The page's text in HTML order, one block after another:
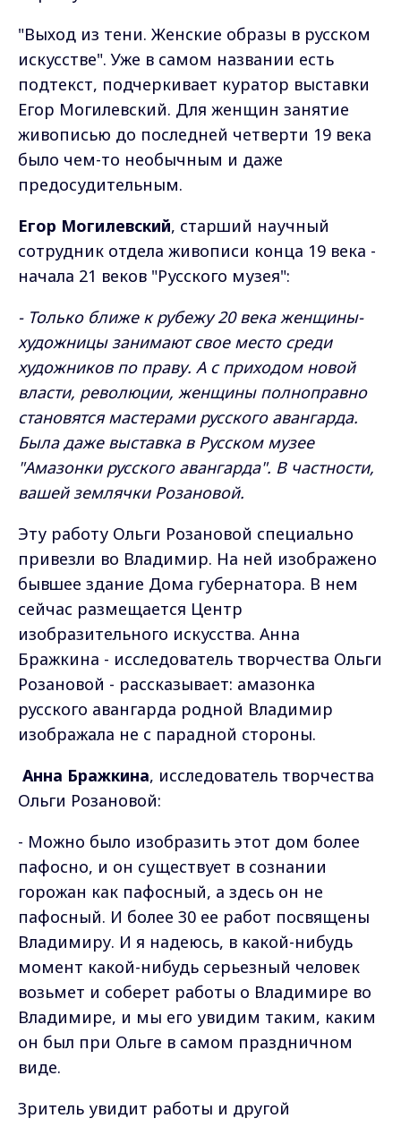
"Выход из тени. Женские образы в русском
искусстве". Уже в самом названии есть
подтекст, подчеркивает куратор выставки
Егор Могилевский. Для женщин занятие
живописью до последней четверти 19 века
было чем-то необычным и даже
предосудительным.
Егор Могилевский, старший научный
сотрудник отдела живописи конца 19 века -
начала 21 веков "Русского музея":
- Только ближе к рубежу 20 века женщины-
художницы занимают свое место среди
художников по праву. А с приходом новой
власти, революции, женщины полноправно
становятся мастерами русского авангарда.
Была даже выставка в Русском музее
"Амазонки русского авангарда". В частности,
вашей землячки Розановой.
Эту работу Ольги Розановой специально
привезли во Владимир. На ней изображено
бывшее здание Дома губернатора. В нем
сейчас размещается Центр
изобразительного искусства. Анна
Бражкина - исследователь творчества Ольги
Розановой - рассказывает: амазонка
русского авангарда родной Владимир
изображала не с парадной стороны.
Анна Бражкина, исследователь творчества
Ольги Розановой:
- Можно было изобразить этот дом более
пафосно, и он существует в сознании
горожан как пафосный, а здесь он не
пафосный. И более 30 ее работ посвящены
Владимиру. И я надеюсь, в какой-нибудь
момент какой-нибудь серьезный человек
возьмет и соберет работы о Владимире во
Владимире, и мы его увидим таким, каким
он был при Ольге в самом праздничном
виде.
Зритель увидит работы и другой